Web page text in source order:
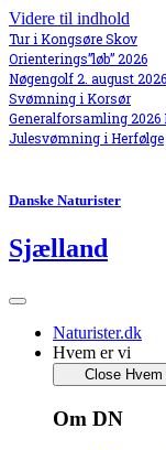
Videre til indhold
Tur i Kongsøre Skov
Orienterings”løb” 2026
Nøgengolf 2. august 2026
Svømning i Korsør
Generalforsamling 2026
Julesvømning i Herfølge
Danske Naturister
Sjælland
Naturister.dk
Hvem er vi
Close Hvem
Om DN